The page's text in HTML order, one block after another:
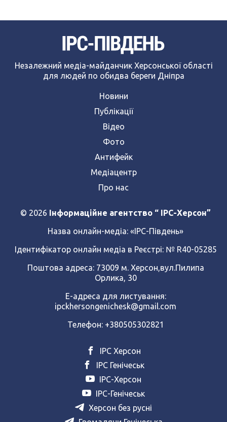
Незалежний медіа-майданчик Херсонської області
для людей по обидва береги Дніпра
Новини
Публікації
Відео
Фото
Антифейк
Медіацентр
Про нас
© 2026 Інформаційне агентство “ IPC-Херсон”
Назва онлайн-медіа: «ІРС-Південь»
Ідентифікатор онлайн медіа в Реєстрі: № R40-05285
Поштова адреса: 73009 м. Херсон,вул.Пилипа
Орлика, 30
Е-адреса для листування:
ipckhersongenichesk@gmail.com
Телефон: +380505302821
ІРС Херсон
ІРС Генічеськ
ІРС-Херсон
ІРС-Генічеськ
Херсон без русні